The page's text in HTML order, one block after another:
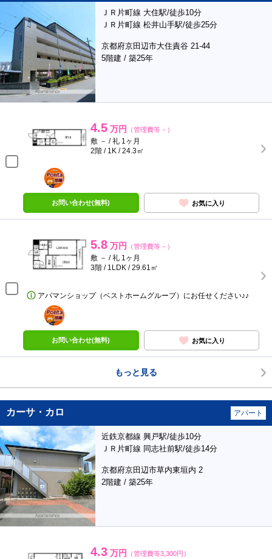
ＪＲ片町線 大住駅/徒歩10分
ＪＲ片町線 松井山手駅/徒歩25分
京都府京田辺市大住責谷 21-44
5階建 / 築25年
4.5 万円 （管理費等－）
敷 － / 礼 1ヶ月
2階 / 1K / 24.3㎡
ポンタ
部屋
お問い合わせ(無料) お気に入り
5.8 万円 （管理費等－）
敷 － / 礼 1ヶ月
3階 / 1LDK / 29.61㎡
アパマンショップ（ベストホームグループ）にお任せください♪♪
ポンタ
部屋
お問い合わせ(無料) お気に入り
もっと見る
カーサ・カロ アパート
近鉄京都線 興戸駅/徒歩10分
ＪＲ片町線 同志社前駅/徒歩14分
京都府京田辺市草内東垣内 2
2階建 / 築25年
4.3 万円 （管理費等3,300円）